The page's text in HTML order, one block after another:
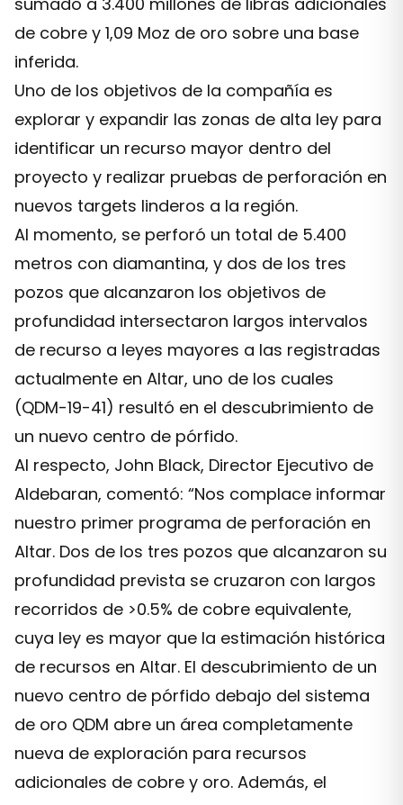
de cobre y 1,09 Moz de oro sobre una base
inferida.
Uno de los objetivos de la compañía es
explorar y expandir las zonas de alta ley para
identificar un recurso mayor dentro del
proyecto y realizar pruebas de perforación en
nuevos targets linderos a la región.
Al momento, se perforó un total de 5.400
metros con diamantina, y dos de los tres
pozos que alcanzaron los objetivos de
profundidad intersectaron largos intervalos
de recurso a leyes mayores a las registradas
actualmente en Altar, uno de los cuales
(QDM-19-41) resultó en el descubrimiento de
un nuevo centro de pórfido.
Al respecto, John Black, Director Ejecutivo de
Aldebaran, comentó: “Nos complace informar
nuestro primer programa de perforación en
Altar. Dos de los tres pozos que alcanzaron su
profundidad prevista se cruzaron con largos
recorridos de >0.5% de cobre equivalente,
cuya ley es mayor que la estimación histórica
de recursos en Altar. El descubrimiento de un
nuevo centro de pórfido debajo del sistema
de oro QDM abre un área completamente
nueva de exploración para recursos
adicionales de cobre y oro. Además, el